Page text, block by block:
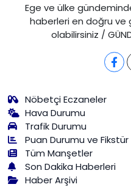
Ege ve ülke
haberleri en doğru ve
olabilirsiniz /
Nöbetçi Eczaneler
Hava Durumu
Trafik Durumu
Puan Durumu ve Fikstür
Tüm Manşetler
Son Dakika Haberleri
Haber Arşivi